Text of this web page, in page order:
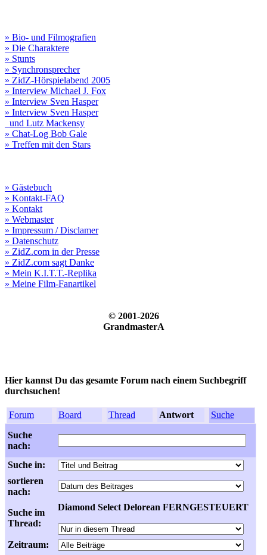
» Bio- und Filmografien
» Die Charaktere
» Stunts
» Synchronsprecher
» ZidZ-Hörspielabend 2005
» Interview Michael J. Fox
» Interview Sven Hasper
» Interview Sven Hasper
und Lutz Mackensy
» Chat-Log Bob Gale
» Treffen mit den Stars
» Gästebuch
» Kontakt-FAQ
» Kontakt
» Webmaster
» Impressum / Disclamer
» Datenschutz
» ZidZ.com in der Presse
» ZidZ.com sagt Danke
» Mein K.I.T.T.-Replika
» Meine Film-Fanartikel
© 2001-2026
GrandmasterA
Hier kannst Du das gesamte Forum nach einem Suchbegriff
durchsuchen!
Forum Board Thread Antwort
Suche
Suche
nach:
Suche in:
sortieren
nach:
Suche im
Thread:
Diamond Select Delorean FERNGESTEUERT
Zeitraum: